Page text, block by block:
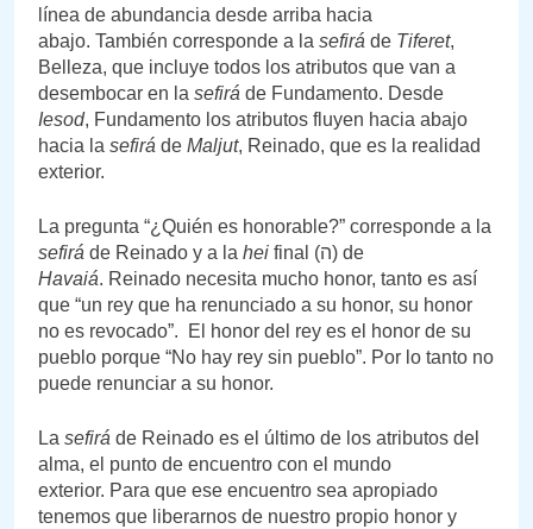
línea de abundancia desde arriba hacia
abajo. También corresponde a la sefirá de Tiferet,
Belleza, que incluye todos los atributos que van a
desembocar en la sefirá de Fundamento. Desde
Iesod, Fundamento los atributos fluyen hacia abajo
hacia la sefirá de Maljut, Reinado, que es la realidad
exterior.
La pregunta “¿Quién es honorable?” corresponde a la
sefirá de Reinado y a la hei
final (ה) de
Havaiá. Reinado necesita mucho honor, tanto es así
que “un rey que ha renunciado a su honor, su honor
no es revocado”. El honor del rey es el honor de su
pueblo porque “No hay rey ​​sin pueblo”. Por lo tanto no
puede renunciar a su honor.
La sefirá de Reinado es el último de los atributos del
alma, el punto de encuentro con el mundo
exterior. Para que ese encuentro sea apropiado
tenemos que liberarnos de nuestro propio honor y